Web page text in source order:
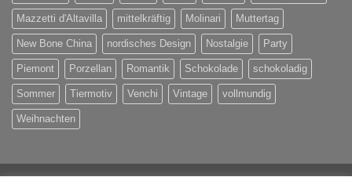
Mazzetti d'Altavilla mittelkräftig Molinari Muttertag
New Bone China nordisches Design Nostalgie Party
Piemont Porzellan Romantik Schokolade schokoladig
Sommer Tiermotiv Venchi Vintage vollmundig
Weihnachten